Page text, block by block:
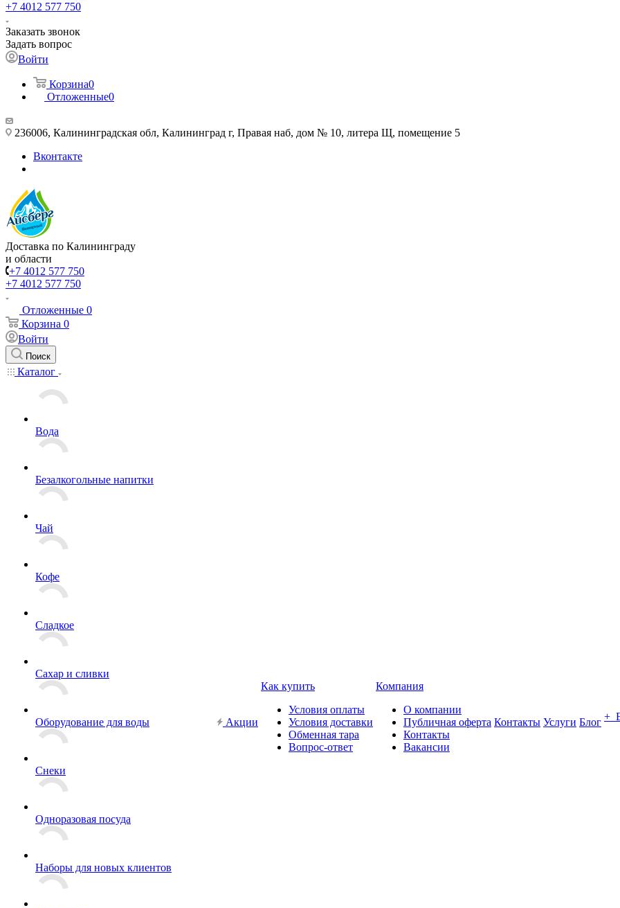
+7 4012 577 750
Заказать звонок
Задать вопрос
Войти
Корзина0
Отложенные0
236006, Калининградская обл, Калининград г, Правая наб, дом № 10, литера Щ, помещение 5
Вконтакте
Доставка по Калининграду
и области
+7 4012 577 750
+7 4012 577 750
Отложенные 0
Корзина 0
Войти
Поиск
Каталог
Вода
Безалкогольные напитки
Чай
Кофе
Сладкое
Сахар и сливки
Оборудование для воды
Снеки
Одноразовая посуда
Наборы для новых клиентов
Акции
Как купить
Условия оплаты
Условия доставки
Обменная тара
Вопрос-ответ
Компания
О компании
Публичная оферта
Контакты
Вакансии
Контакты Услуги Блог +